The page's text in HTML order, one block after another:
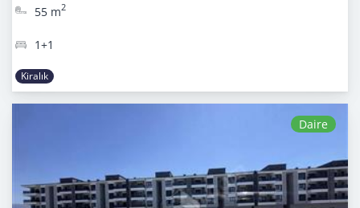
55 m2
1+1
Kiralık
Daire